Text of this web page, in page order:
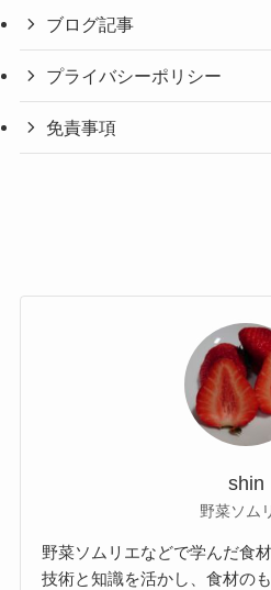
ブログ記事
プライバシーポリシー
免責事項
shin
野菜ソム
野菜ソムリエなどで学んだ食
技術と知識を活かし、食材の